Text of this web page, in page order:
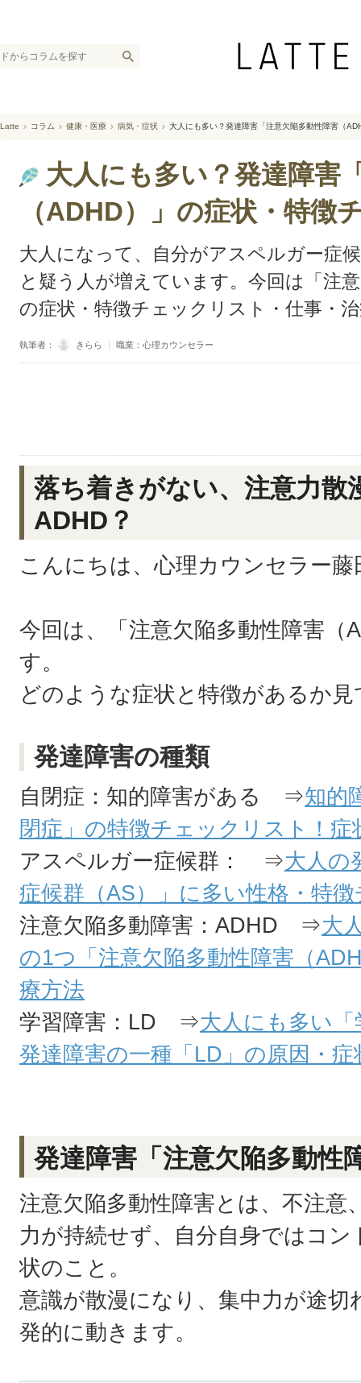
Latte コラム 健康・医療 病気・症状 大人にも多い？発達障害「注意欠陥多動性障害（
大人にも多い？発達障害
（ADHD）」の症状・特徴
大人になって、自分がアスペルガー症
と疑う人が増えています。今回は「注
の症状・特徴チェックリスト・仕事・
執筆者： きらら ｜ 職業：心理カウンセラー
落ち着きがない、注意力
ADHD？
こんにちは、心理カウンセラー藤
今回は、「注意欠陥多動性障害（
す。
どのような症状と特徴があるか
発達障害の種類
自閉症：知的障害がある ⇒知的
閉症」の特徴チェックリスト！
アスペルガー症候群： ⇒大人の
症候群（AS）」に多い性格・特
注意欠陥多動障害：ADHD ⇒大
の1つ「注意欠陥多動性障害（
療方法
学習障害：LD ⇒大人にも多い
発達障害の一種「LD」の原因・
発達障害「注意欠陥多動性
注意欠陥多動性障害とは、不注意
力が持続せず、自分自身ではコ
状のこと。
意識が散漫になり、集中力が途
発的に動きます。